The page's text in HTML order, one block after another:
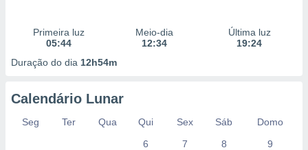
Primeira luz
05:44
Meio-dia
12:34
Última luz
19:24
Duração do dia 12h54m
Calendário Lunar
Seg Ter Qua Qui Sex Sáb
Domo
6
7 8 9